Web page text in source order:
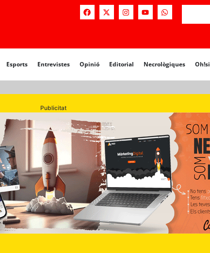
Esports Entrevistes Opinió Editorial Necrològiques Oh!si
Opinió Editorial Necrològiques
Publicitat